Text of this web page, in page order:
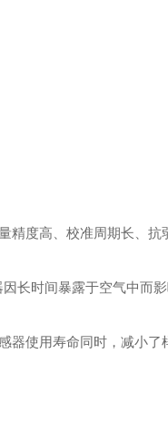
精度高、校准周期长、抗
长时间暴露于空气中而影
器使用寿命同时，减小了